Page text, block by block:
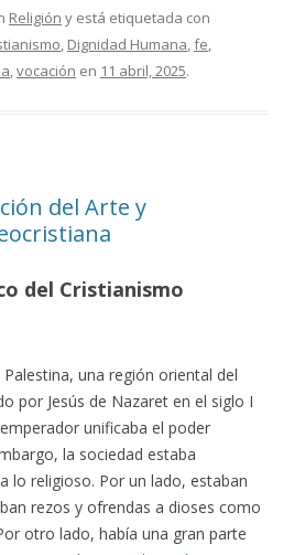
Religión y está etiquetada con
, Dignidad Humana,fe,
,vocación en 11 abril, 2025.
del Arte y
del Cristianismo
una región oriental del
por Jesús de Nazaret en el siglo I
unificaba el poder
la sociedad estaba
lo religioso. Por un lado, estaban
rezos y ofrendas a dioses como
otro lado, había una gran parte